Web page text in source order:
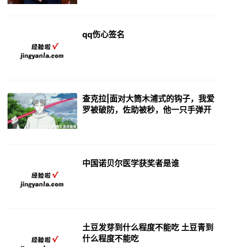
qq伤心签名
查克拉|面对大筒木浦式的钩子，我爱
罗被破防，佐助被秒，他一只手弹开
中国诺贝尔医学获奖者是谁
土豆发芽到什么程度不能吃 土豆青到
什么程度不能吃